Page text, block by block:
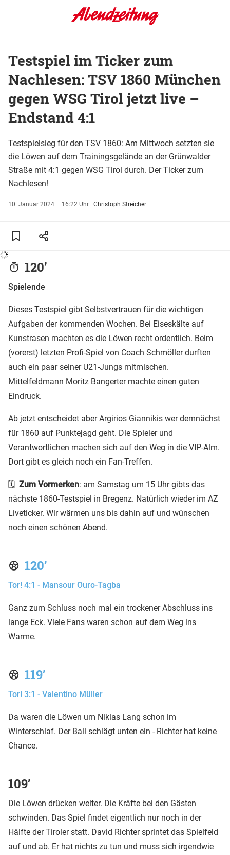
Testspiel im Ticker zum
Nachlesen: TSV 1860 München
gegen WSG Tirol jetzt live –
Endstand 4:1
Testspielsieg für den TSV 1860: Am Mittwoch setzten sie
die Löwen auf dem Trainingsgelände an der Grünwalder
Straße mit 4:1 gegen WSG Tirol durch. Der Ticker zum
Nachlesen!
10. Januar 2024 – 16:22 Uhr | Christoph Streicher
120’
Spielende
Dieses Testspiel gibt Selbstvertrauen für die wichtigen
Aufgaben der kommenden Wochen. Bei Eiseskälte auf
Kunstrasen machten es die Löwen recht ordentlich. Beim
(vorerst) letzten Profi-Spiel von Coach Schmöller durften
auch ein paar seiner U21-Jungs mitmischen.
Mittelfeldmann Moritz Bangerter machte einen guten
Eindruck.
Ab jetzt entscheidet aber Argirios Giannikis wer demnächst
für 1860 auf Punktejagd geht. Die Spieler und
Verantwortlichen machen sich auf den Weg in die VIP-Alm.
Dort gibt es gleich noch ein Fan-Treffen.
🗓️ Zum Vormerken: am Samstag um 15 Uhr gibts das
nächste 1860-Testspiel in Bregenz. Natürlich wieder im AZ
Liveticker. Wir wärmen uns bis dahin auf und wünschen
noch einen schönen Abend.
120’
Tor! 4:1 - Mansour Ouro-Tagba
Ganz zum Schluss noch mal ein trockener Abschluss ins
lange Eck. Viele Fans waren schon auf dem Weg ins
Warme.
119’
Tor! 3:1 - Valentino Müller
Da waren die Löwen um Niklas Lang schon im
Winterschlaf. Der Ball schlägt unten ein - Richter hat keine
Chance.
109’
Die Löwen drücken weiter. Die Kräfte bei den Gästen
schwinden. Das Spiel findet eigentlich nur noch in der
Hälfte der Tiroler statt. David Richter sprintet das Spielfeld
auf und ab. Er hat nichts zu tun und muss sich irgendwie